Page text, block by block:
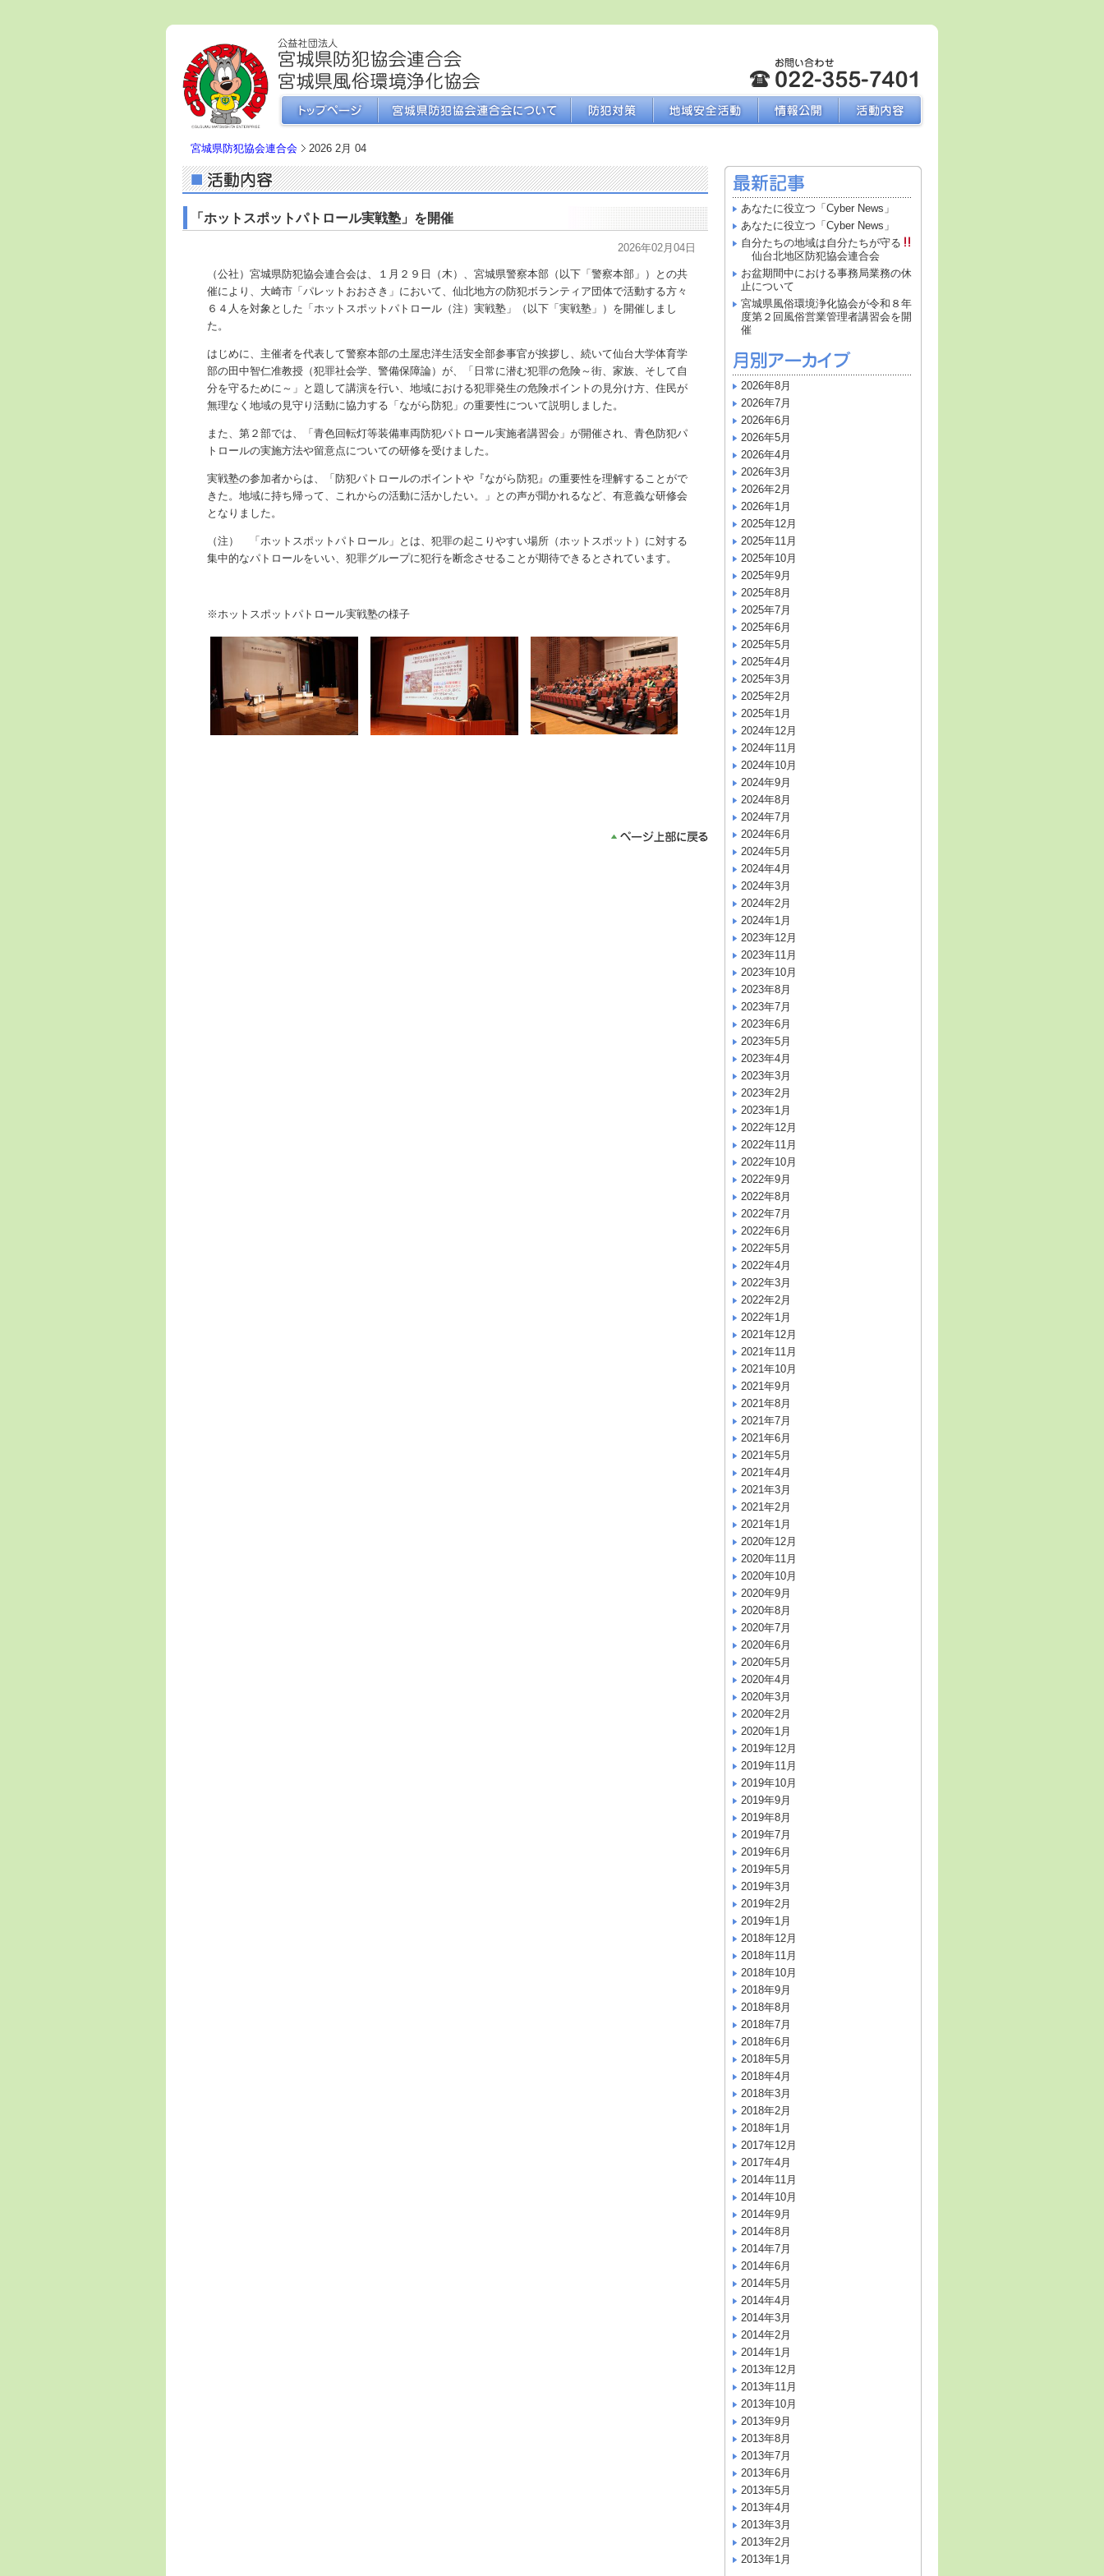
宮城県防犯協会連合会 2026 2月 04
「ホットスポットパトロール実戦塾」を開催
2026年02月04日
（公社）宮城県防犯協会連合会は、１月２９日（木）、宮城県警察本部（以下「警察本部」）との共
催により、大崎市「パレットおおさき」において、仙北地方の防犯ボランティア団体で活動する方々
６４人を対象とした「ホットスポットパトロール（注）実戦塾」（以下「実戦塾」）を開催しまし
た。
はじめに、主催者を代表して警察本部の土屋忠洋生活安全部参事官が挨拶し、続いて仙台大学体育学
部の田中智仁准教授（犯罪社会学、警備保障論）が、「日常に潜む犯罪の危険～街、家族、そして自
分を守るために～」と題して講演を行い、地域における犯罪発生の危険ポイントの見分け方、住民が
無理なく地域の見守り活動に協力する「ながら防犯」の重要性について説明しました。
また、第２部では、「青色回転灯等装備車両防犯パトロール実施者講習会」が開催され、青色防犯パ
トロールの実施方法や留意点についての研修を受けました。
実戦塾の参加者からは、「防犯パトロールのポイントや『ながら防犯』の重要性を理解することがで
きた。地域に持ち帰って、これからの活動に活かしたい。」との声が聞かれるなど、有意義な研修会
となりました。
（注） 「ホットスポットパトロール」とは、犯罪の起こりやすい場所（ホットスポット）に対する
集中的なパトロールをいい、犯罪グループに犯行を断念させることが期待できるとされています。
※ホットスポットパトロール実戦塾の様子
あなたに役立つ「Cyber News」
あなたに役立つ「Cyber News」
自分たちの地域は自分たちが守る
仙台北地区防犯協会連合会
お盆期間中における事務局業務の休
止について
宮城県風俗環境浄化協会が令和８年
度第２回風俗営業管理者講習会を開
催
2026年8月
2026年7月
2026年6月
2026年5月
2026年4月
2026年3月
2026年2月
2026年1月
2025年12月
2025年11月
2025年10月
2025年9月
2025年8月
2025年7月
2025年6月
2025年5月
2025年4月
2025年3月
2025年2月
2025年1月
2024年12月
2024年11月
2024年10月
2024年9月
2024年8月
2024年7月
2024年6月
2024年5月
2024年4月
2024年3月
2024年2月
2024年1月
2023年12月
2023年11月
2023年10月
2023年8月
2023年7月
2023年6月
2023年5月
2023年4月
2023年3月
2023年2月
2023年1月
2022年12月
2022年11月
2022年10月
2022年9月
2022年8月
2022年7月
2022年6月
2022年5月
2022年4月
2022年3月
2022年2月
2022年1月
2021年12月
2021年11月
2021年10月
2021年9月
2021年8月
2021年7月
2021年6月
2021年5月
2021年4月
2021年3月
2021年2月
2021年1月
2020年12月
2020年11月
2020年10月
2020年9月
2020年8月
2020年7月
2020年6月
2020年5月
2020年4月
2020年3月
2020年2月
2020年1月
2019年12月
2019年11月
2019年10月
2019年9月
2019年8月
2019年7月
2019年6月
2019年5月
2019年3月
2019年2月
2019年1月
2018年12月
2018年11月
2018年10月
2018年9月
2018年8月
2018年7月
2018年6月
2018年5月
2018年4月
2018年3月
2018年2月
2018年1月
2017年12月
2017年4月
2014年11月
2014年10月
2014年9月
2014年8月
2014年7月
2014年6月
2014年5月
2014年4月
2014年3月
2014年2月
2014年1月
2013年12月
2013年11月
2013年10月
2013年9月
2013年8月
2013年7月
2013年6月
2013年5月
2013年4月
2013年3月
2013年2月
2013年1月